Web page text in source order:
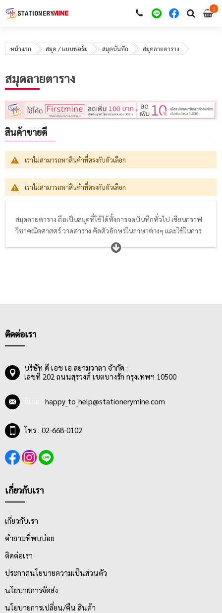
00
หน้าแรก สมุด / แบบฟอร์ม สมุดบันทึก สมุดลายตาราง
สมุดลายตาราง
สินค้าขายดี
เราไม่สามารถหาสินค้าที่ตรงกับตัวเลือก
เราไม่สามารถหาสินค้าที่ตรงกับตัวเลือก
สมุดลายตาราง ถือเป็นสมุดที่ใช้ได้ทั้งการจดบันทึกทั่วไป เขียนกราฟ
วิชาคณิตศาสตร์ วาดตาราง คัดตัวอักษรในภาษาต่างๆ และใช้ในการ
วาดภาพ โดยสมุดลายตาราง เหมาะสำหรับทุกวัยไม่ว่าจะเป็นนักเรียน
หรือคนวัยทำงาน โดยมีลวดลายหน้าปกที่ดึงดูดน่าใช้ด้วยราคา
ติดต่อเรา
บริษัท ดี เอช เอ สยามวาลา จำกัด :
เลขที่ 202 ถนนสุรวงศ์ เขตบางรัก กรุงเทพฯ 10500
happy_to_help@stationerymine.com
โทร : 02-668-0102
เกี่ยวกับเรา
เกี่ยวกับเรา
คำถามที่พบบ่อย
ติดต่อเรา
ประกาศนโยบายความเป็นส่วนตัว
นโยบายการจัดส่ง
นโยบายการเปลี่ยน/คืน สินค้า